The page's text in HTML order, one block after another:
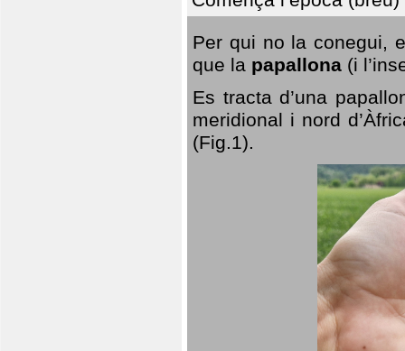
Per qui no la conegui,
que la papallona (i
Es tracta d’una
meridional i nord
(Fig.1).